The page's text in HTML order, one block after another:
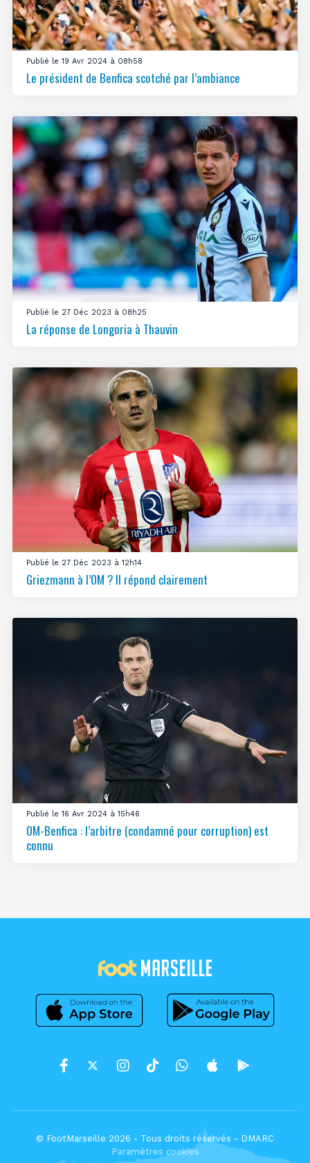
Publié le 19 Avr 2024 à 08h58
Le président de Benfica scotché par l’ambiance
Publié le 27 Déc 2023 à 08h25
La réponse de Longoria à Thauvin
Publié le 27 Déc 2023 à 12h14
Griezmann à l’OM ? Il répond clairement
Publié le 16 Avr 2024 à 15h46
OM-Benfica : l’arbitre (condamné pour corruption) est
connu
© FootMarseille 2026 - Tous droits réservés - DMARC
Paramètres cookies